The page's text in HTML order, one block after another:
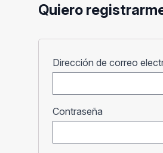
Quiero
Dirección de correo
Contraseña